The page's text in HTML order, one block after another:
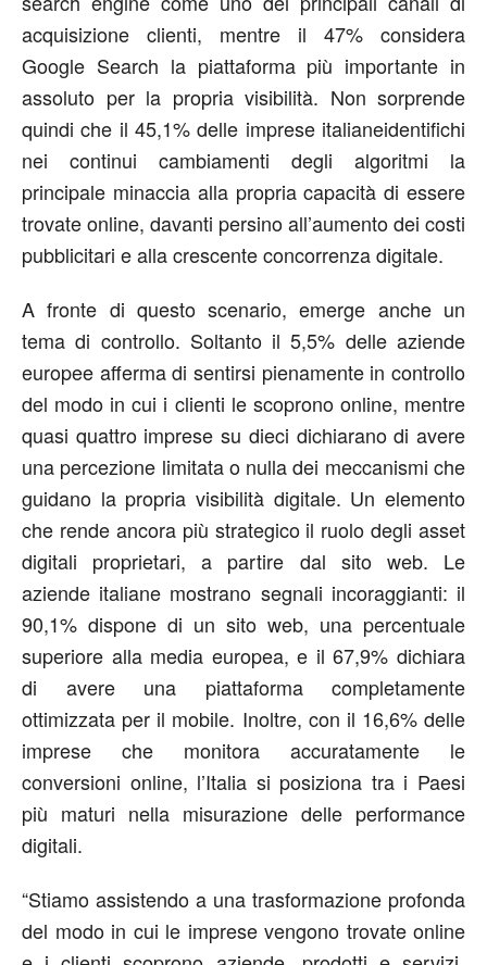
acquisizione clienti, mentre il 47% considera
Google Search la piattaforma più importante in
assoluto per la propria visibilità. Non sorprende
quindi che il 45,1% delle imprese italianeidentifichi
nei continui cambiamenti degli algoritmi la
principale minaccia alla propria capacità di essere
trovate online, davanti persino all’aumento dei costi
pubblicitari e alla crescente concorrenza digitale.
A fronte di questo scenario, emerge anche un
tema di controllo. Soltanto il 5,5% delle aziende
europee afferma di sentirsi pienamente in controllo
del modo in cui i clienti le scoprono online, mentre
quasi quattro imprese su dieci dichiarano di avere
una percezione limitata o nulla dei meccanismi che
guidano la propria visibilità digitale. Un elemento
che rende ancora più strategico il ruolo degli asset
digitali proprietari, a partire dal sito web. Le
aziende italiane mostrano segnali incoraggianti: il
90,1% dispone di un sito web, una percentuale
superiore alla media europea, e il 67,9% dichiara
di avere una piattaforma completamente
ottimizzata per il mobile. Inoltre, con il 16,6% delle
imprese che monitora accuratamente le
conversioni online, l’Italia si posiziona tra i Paesi
più maturi nella misurazione delle performance
digitali.
“Stiamo assistendo a una trasformazione profonda
del modo in cui le imprese vengono trovate online